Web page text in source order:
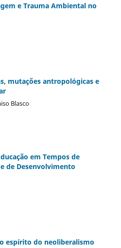
e Trauma Ambiental no
mutações antropológicas e
Blasco
em Tempos de
de Desenvolvimento
espírito do neoliberalismo